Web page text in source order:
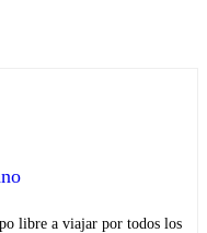
libre a viajar por todos los